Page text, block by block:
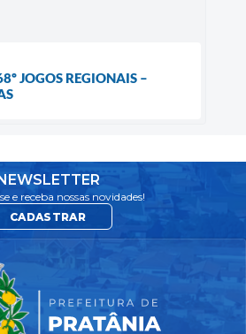
JOGOS REGIONAIS –
e receba nossas novidades!
CADASTRAR